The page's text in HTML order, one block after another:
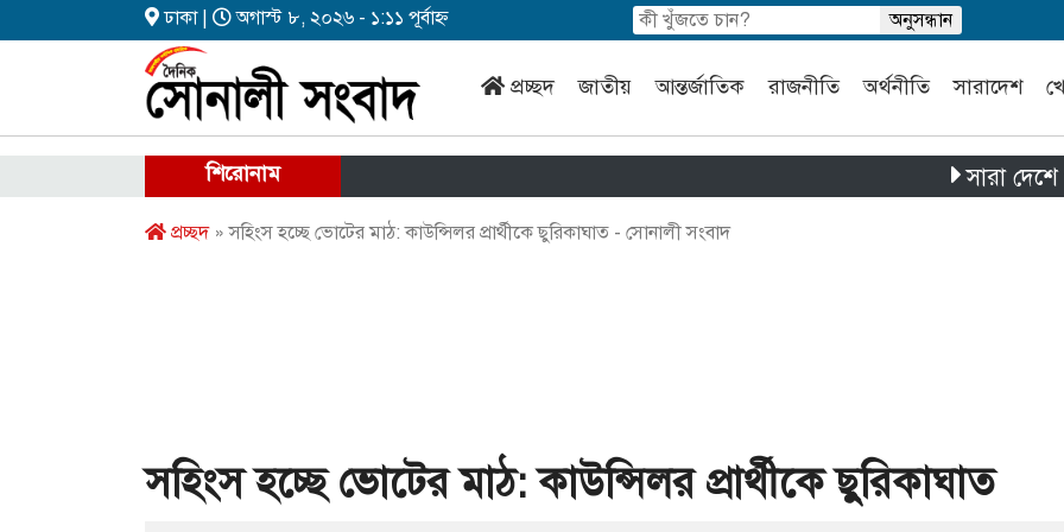
ঢাকা | অগাস্ট ৮, ২০২৬ - ১:১১ পূর্বাহ্ন
প্রচ্ছদ জাতীয় আন্তর্জাতিক রাজনীতি অর্থনীতি সারাদেশ
শিরোনাম সারা দেশে পৃথক
প্রচ্ছদ» সহিংস হচ্ছে ভোটের মাঠ: কাউন্সিলর প্রার্থীকে ছুরিকাঘাত - সোনালী সংবাদ
সহিংস হচ্ছে ভোটের মাঠ: কাউন্সিলর প্রার্থীকে ছুরিকাঘাত